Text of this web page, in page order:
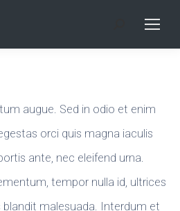
Search:
augue. Sed in odio et enim
orci quis magna iaculis
ante, nec eleifend urna.
tempor nulla id, ultrices
malesuada. Interdum et